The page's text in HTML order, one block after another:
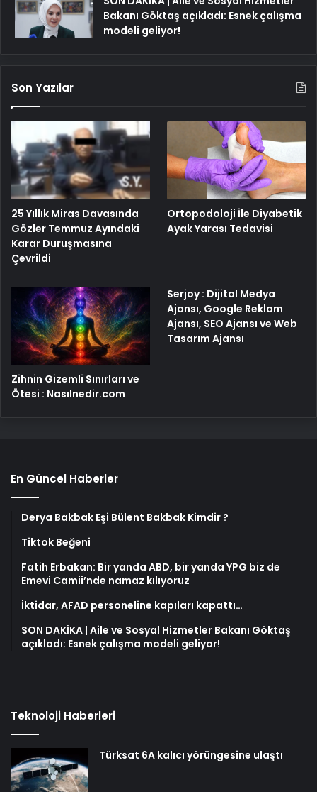
Bakanı Göktaş açıkladı: Esnek çalışma
modeli geliyor!
Son Yazılar
25 Yıllık Miras Davasında
Gözler Temmuz Ayındaki
Karar Duruşmasına
Çevrildi
Ortopodoloji İle Diyabetik
Ayak Yarası Tedavisi
Zihnin Gizemli Sınırları ve
Ötesi : Nasılnedir.com
Serjoy : Dijital Medya
Ajansı, Google Reklam
Ajansı, SEO Ajansı ve Web
Tasarım Ajansı
En Güncel Haberler
Derya Bakbak Eşi Bülent Bakbak Kimdir ?
Tiktok Beğeni
Fatih Erbakan: Bir yanda ABD, bir yanda YPG biz de
Emevi Camii’nde namaz kılıyoruz
İktidar, AFAD personeline kapıları kapattı…
SON DAKİKA | Aile ve Sosyal Hizmetler Bakanı Göktaş
açıkladı: Esnek çalışma modeli geliyor!
Teknoloji Haberleri
Türksat 6A kalıcı yörüngesine ulaştı